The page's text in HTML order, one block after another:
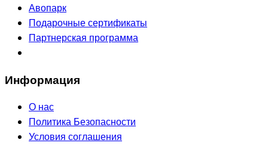
Авопарк
Подарочные сертификаты
Партнерская программа
Информация
О нас
Политика Безопасности
Условия соглашения